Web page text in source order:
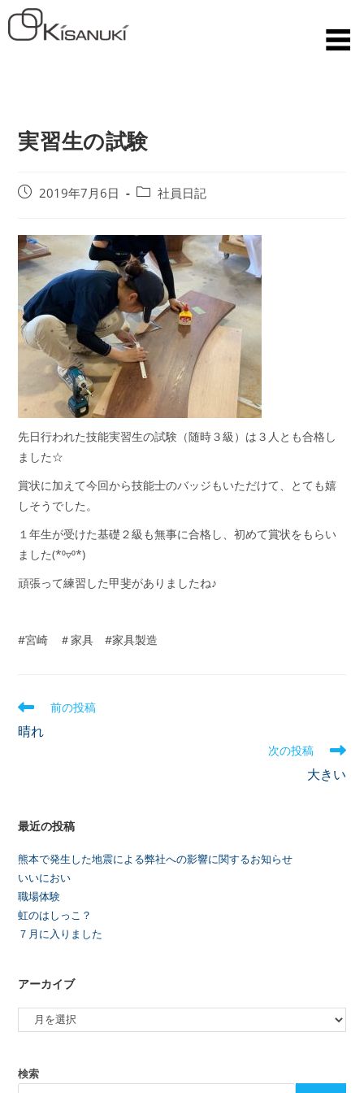
実習生の試験
2019年7月6日 社員日記
先日行われた技能実習生の試験（随時３級）は３人とも合格し
ました☆
賞状に加えて今回から技能士のバッジもいただけて、とても嬉
しそうでした。
１年生が受けた基礎２級も無事に合格し、初めて賞状をもらい
ました(*⁰▿⁰*)
頑張って練習した甲斐がありましたね♪
#宮崎 ＃家具 #家具製造
前の投稿
晴れ
次の投稿
大きい
最近の投稿
熊本で発生した地震による弊社への影響に関するお知らせ
いいにおい
職場体験
虹のはしっこ？
７月に入りました
アーカイブ
検索